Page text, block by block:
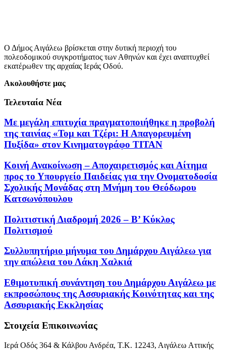
Ο Δήμος Αιγάλεω βρίσκεται στην δυτική περιοχή του
πολεοδομικού συγκροτήματος των Αθηνών και έχει αναπτυχθεί
εκατέρωθεν της αρχαίας Ιεράς Οδού.
Ακολουθήστε μας
Τελευταία Νέα
Με μεγάλη επιτυχία πραγματοποιήθηκε η προβολή
της ταινίας «Τομ και Τζέρι: Η Απαγορευμένη
Πυξίδα» στον Κινηματογράφο ΤΙΤΑΝ
Κοινή Ανακοίνωση – Αποχαιρετισμός και Αίτημα
προς το Υπουργείο Παιδείας για την Ονοματοδοσία
Σχολικής Μονάδας στη Μνήμη του Θεόδωρου
Κατσωνόπουλου
Πολιτιστική Διαδρομή 2026 – Β’ Κύκλος
Πολιτισμού
Συλλυπητήριο μήνυμα του Δημάρχου Αιγάλεω για
την απώλεια του Λάκη Χαλκιά
Εθιμοτυπική συνάντηση του Δημάρχου Αιγάλεω με
εκπροσώπους της Ασσυριακής Κοινότητας και της
Ασσυριακής Εκκλησίας
Στοιχεία Επικοινωνίας
Ιερά Οδός 364 & Κάλβου Ανδρέα, Τ.Κ. 12243, Αιγάλεω Αττικής